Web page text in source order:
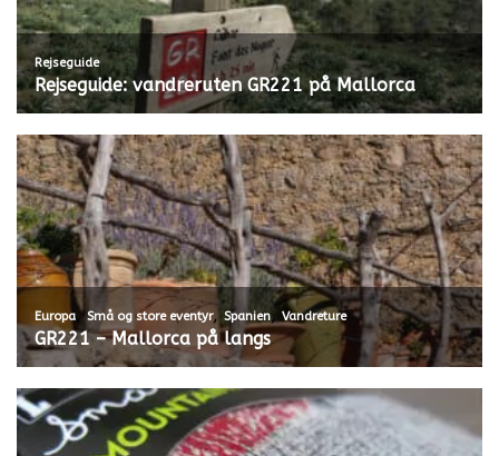
Rejseguide
Rejseguide: vandreruten GR221 på Mallorca
Europa, Små og store eventyr, Spanien, Vandreture
GR221 – Mallorca på langs